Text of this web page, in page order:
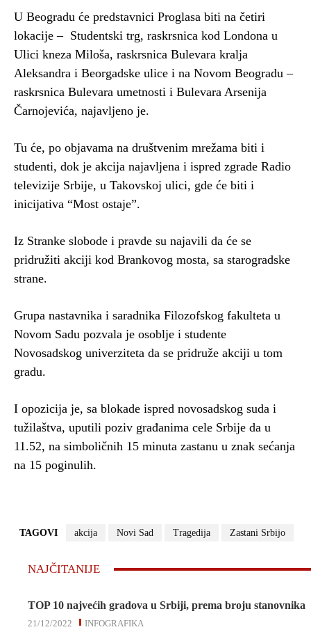
U Beogradu će predstavnici Proglasa biti na četiri
lokacije – Studentski trg, raskrsnica kod Londona u
Ulici kneza Miloša, raskrsnica Bulevara kralja
Aleksandra i Beorgadske ulice i na Novom Beogradu –
raskrsnica Bulevara umetnosti i Bulevara Arsenija
Čarnojevića, najavljeno je.
Tu će, po objavama na društvenim mrežama biti i
studenti, dok je akcija najavljena i ispred zgrade Radio
televizije Srbije, u Takovskoj ulici, gde će biti i
inicijativa “Most ostaje”.
Iz Stranke slobode i pravde su najavili da će se
pridružiti akciji kod Brankovog mosta, sa starogradske
strane.
Grupa nastavnika i saradnika Filozofskog fakulteta u
Novom Sadu pozvala je osoblje i studente
Novosadskog univerziteta da se pridruže akciji u tom
gradu.
I opozicija je, sa blokade ispred novosadskog suda i
tužilaštva, uputili poziv građanima cele Srbije da u
11.52, na simboličnih 15 minuta zastanu u znak sećanja
na 15 poginulih.
TAGOVI akcija Novi Sad Tragedija Zastani Srbijo
NAJČITANIJE
TOP 10 najvećih gradova u Srbiji, prema broju stanovnika
INFOGRAFIKA
21/12/2022